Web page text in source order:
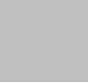
Magnetdeckel ist
Becher nicht
zur